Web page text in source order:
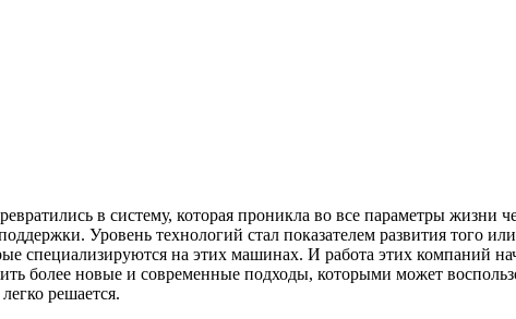
в систему, которая проникла во все параметры жизни
Уровень технологий стал показателем развития того
специализируются на этих машинах. И работа этих компаний
более новые и современные подходы, которыми может
решается.